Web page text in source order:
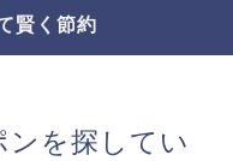
賢く節約
ンを探してい